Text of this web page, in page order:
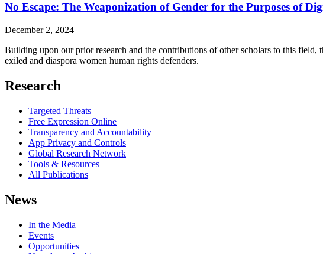
No Escape: The Weaponization of Gender for the Purposes of
December 2, 2024
Building upon our prior research and the contributions of other scholars to this field,
exiled and diaspora women human rights defenders.
Research
Targeted Threats
Free Expression Online
Transparency and Accountability
App Privacy and Controls
Global Research Network
Tools & Resources
All Publications
News
In the Media
Events
Opportunities